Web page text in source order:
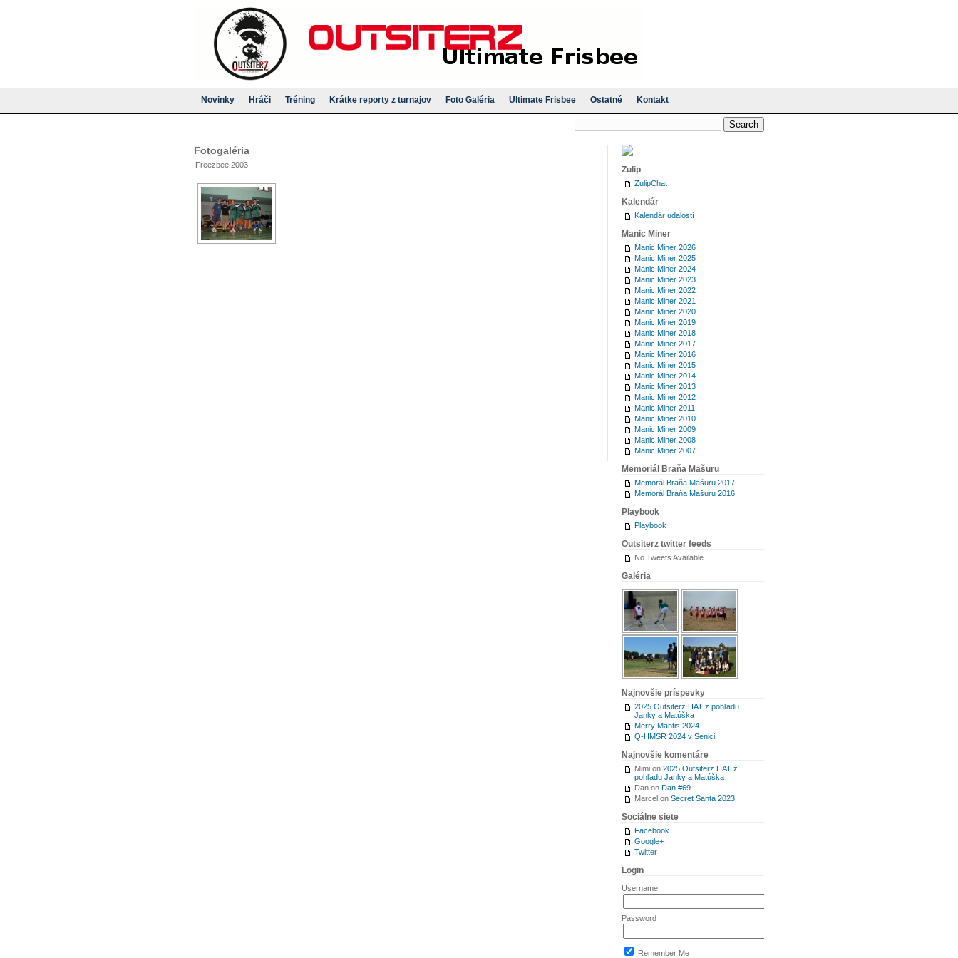
Novinky Hráči Tréning Krátke reporty z turnajov Foto Galéria Ultimate Frisbee Ostatné Kontakt
Fotogaléria
Freezbee 2003
Zulip
ZulipChat
Kalendár
Kalendár udalostí
Manic Miner
Manic Miner 2026
Manic Miner 2025
Manic Miner 2024
Manic Miner 2023
Manic Miner 2022
Manic Miner 2021
Manic Miner 2020
Manic Miner 2019
Manic Miner 2018
Manic Miner 2017
Manic Miner 2016
Manic Miner 2015
Manic Miner 2014
Manic Miner 2013
Manic Miner 2012
Manic Miner 2011
Manic Miner 2010
Manic Miner 2009
Manic Miner 2008
Manic Miner 2007
Memoriál Braňa Mašuru
Memorál Braňa Mašuru 2017
Memorál Braňa Mašuru 2016
Playbook
Playbook
Outsiterz twitter feeds
No Tweets Available
Galéria
Najnovšie príspevky
2025 Outsiterz HAT z pohľadu
Janky a Matúška
Merry Mantis 2024
Q-HMSR 2024 v Senici
Najnovšie komentáre
Mimi on 2025 Outsiterz HAT z
pohľadu Janky a Matúška
Dan on Dan #69
Marcel on Secret Santa 2023
Sociálne siete
Facebook
Google+
Twitter
Login
Username
Password
Remember Me